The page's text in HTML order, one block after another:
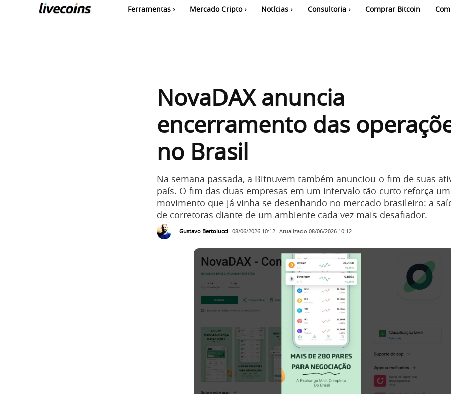
Ferramentas Mercado Cripto Notícias Consultoria Comprar Bitcoin
NovaDAX anuncia
encerramento das
no Brasil
Na semana passada, a Bitnuvem também anunciou o fim de suas
país. O fim das duas empresas em um intervalo tão curto reforça um
movimento que já vinha se desenhando no mercado brasileiro: a
de corretoras diante de um ambiente cada vez mais desafiador.
Gustavo Bertolucci 08/06/2026 10:12 Atualizado 08/06/2026 10:12